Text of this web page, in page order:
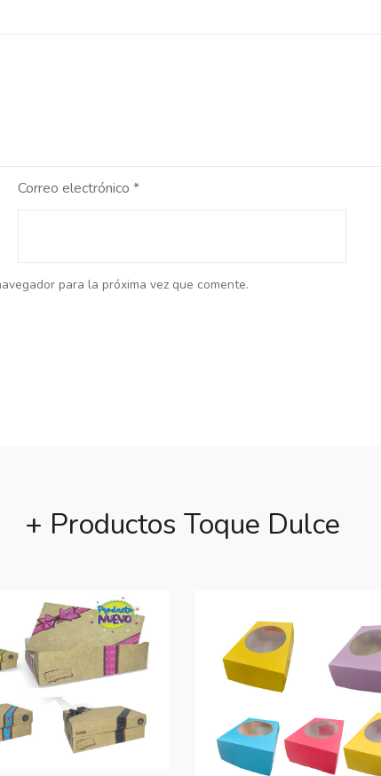
Correo electrónico *
para la próxima vez que comente.
+ Productos Toque Dulce